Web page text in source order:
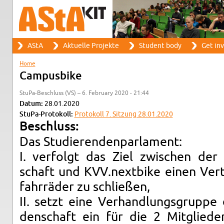
Search form
Search
Main menu
AStA Ak­tuelle Pro­jekte Stu­dent body Get
You are here
Home
Cam­pus­bike
StuPa-Beschluss (VS) – 6. Feb­ru­ary 2020 - 21:44
Datum: 28.01.2020
StuPa-Pro­tokoll: Pro­tokoll 7. Sitzung 28.01.2020
Beschluss:
Das Studieren­den­par­la­ment:
I. ver­folgt das Ziel zwis­chen der
schaft und KVV.​nextbike einen
fahrräder zu schließen,
II. setzt eine
den­schaft ein für die 2